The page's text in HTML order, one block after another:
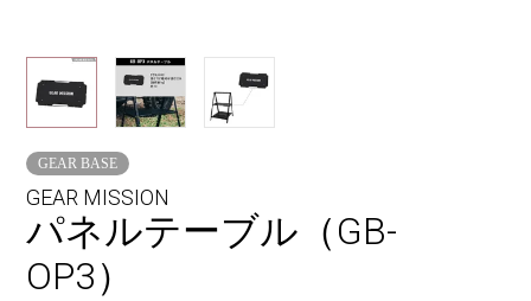
GEAR BASE
GEAR MISSION
パネルテーブル（GB-
OP3）